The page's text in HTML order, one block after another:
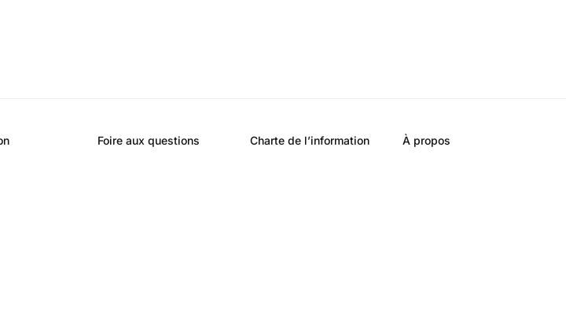
Foire aux questions Charte de l’information À propos